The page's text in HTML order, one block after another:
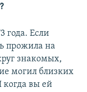
года. Если
прожила на
знакомых,
могил близких
вы ей